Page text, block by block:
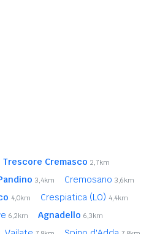
Trescore Cremasco 2,7km
3,4km Cremosano 3,6km
4,0km Crespiatica (LO) 4,4km
6,2km Agnadello 6,3km